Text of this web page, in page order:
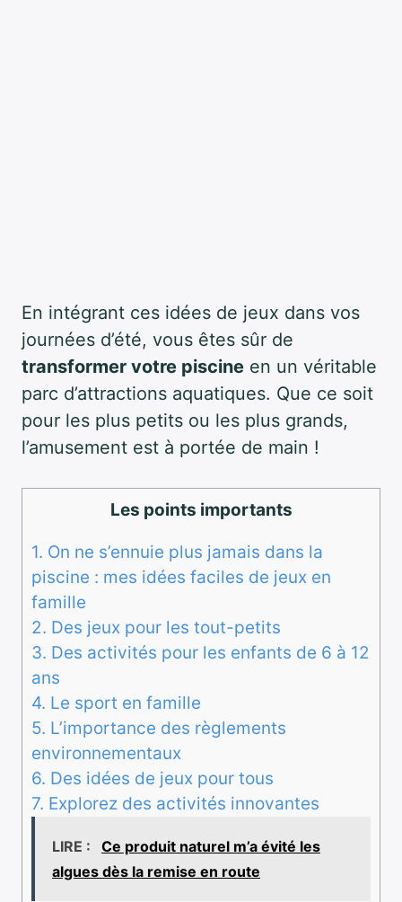
En intégrant ces idées de jeux dans vos
journées d’été, vous êtes sûr de
transformer votre piscine en un véritable
parc d’attractions aquatiques. Que ce soit
pour les plus petits ou les plus grands,
l’amusement est à portée de main !
Les points importants
1. On ne s’ennuie plus jamais dans la
piscine : mes idées faciles de jeux en
famille
2. Des jeux pour les tout-petits
3. Des activités pour les enfants de 6 à 12
ans
4. Le sport en famille
5. L’importance des règlements
environnementaux
6. Des idées de jeux pour tous
7. Explorez des activités innovantes
LIRE :
Ce produit naturel m’a évité les
algues dès la remise en route